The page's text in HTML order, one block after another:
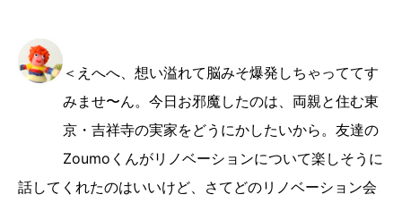
＜えへへ、想い溢れて脳みそ爆発しちゃっててす
みませ〜ん。今日お邪魔したのは、両親と住む東
京・吉祥寺の実家をどうにかしたいから。友達の
Zoumoくんがリノベーションについて楽しそうに
話してくれたのはいいけど、さてどのリノベーション会